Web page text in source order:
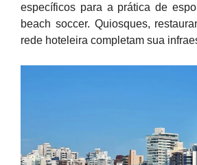
específicos para a prática de
beach soccer. Quiosques,
rede hoteleira completam sua